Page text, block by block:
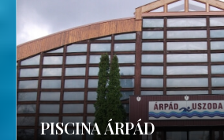
PISCINA ÁRPÁD